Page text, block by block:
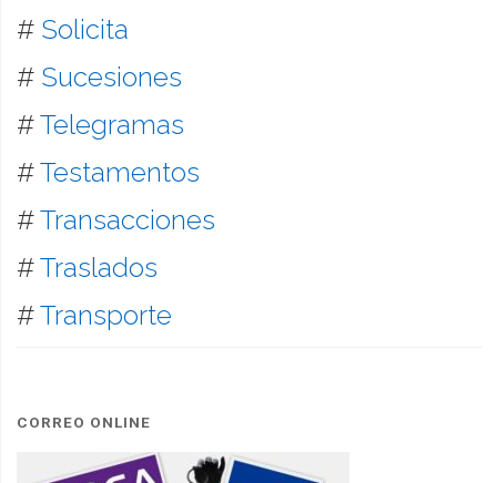
# Solicita
# Sucesiones
#Telegramas
#Testamentos
#Transacciones
#Traslados
#Transporte
CORREO ONLINE